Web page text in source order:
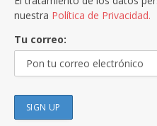
nuestra Política de Privacidad.
Tu correo: